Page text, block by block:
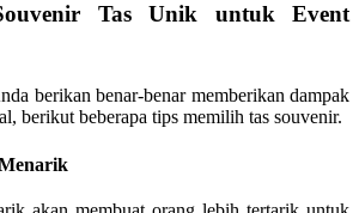
Tas Unik untuk Event
berikan benar-benar memberikan dampak
berikut beberapa tips memilih tas souvenir.